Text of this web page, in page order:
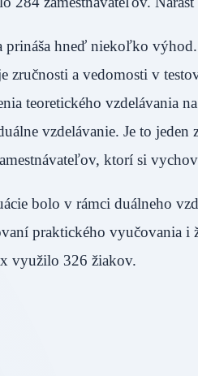
prináša hneď niekoľko
a vedomosti v
teoretického vzdelávania
vzdelávanie. Je to
ktorí si
bolo v rámci duálneho
praktického vyučovania
využilo 326 žiakov.